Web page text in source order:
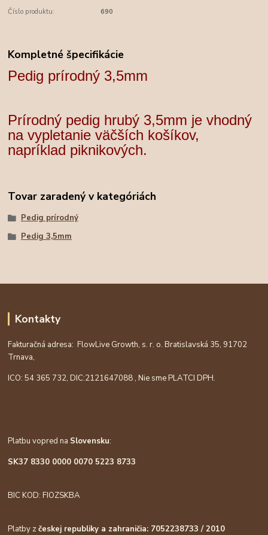
Číslo produktu: 690
Kompletné špecifikácie
Pedig prírodný 3,5mm
Prírodný pedig hrubý 3,5mm je vhodný
na vypletanie väčších košíkov,
napríklad piknikových.
Tovar zaradený v kategóriách
Pedig prírodný
Pedig 3,5mm
Kontakty
Fakturačná adresa: FlowLive Growth, s. r. o. Bratislavská 35, 91702
Trnava,
ICO: 54 365 732, DIC:2121647088 , Nie sme PLATCI DPH.
Platbu vopred na Slovensku:
SK37 8330 0000 0070 5223 8733
BIC KOD: FIOZSKBA
Platby zčeskej republiky a zahraničia: 7052238733 / 2010